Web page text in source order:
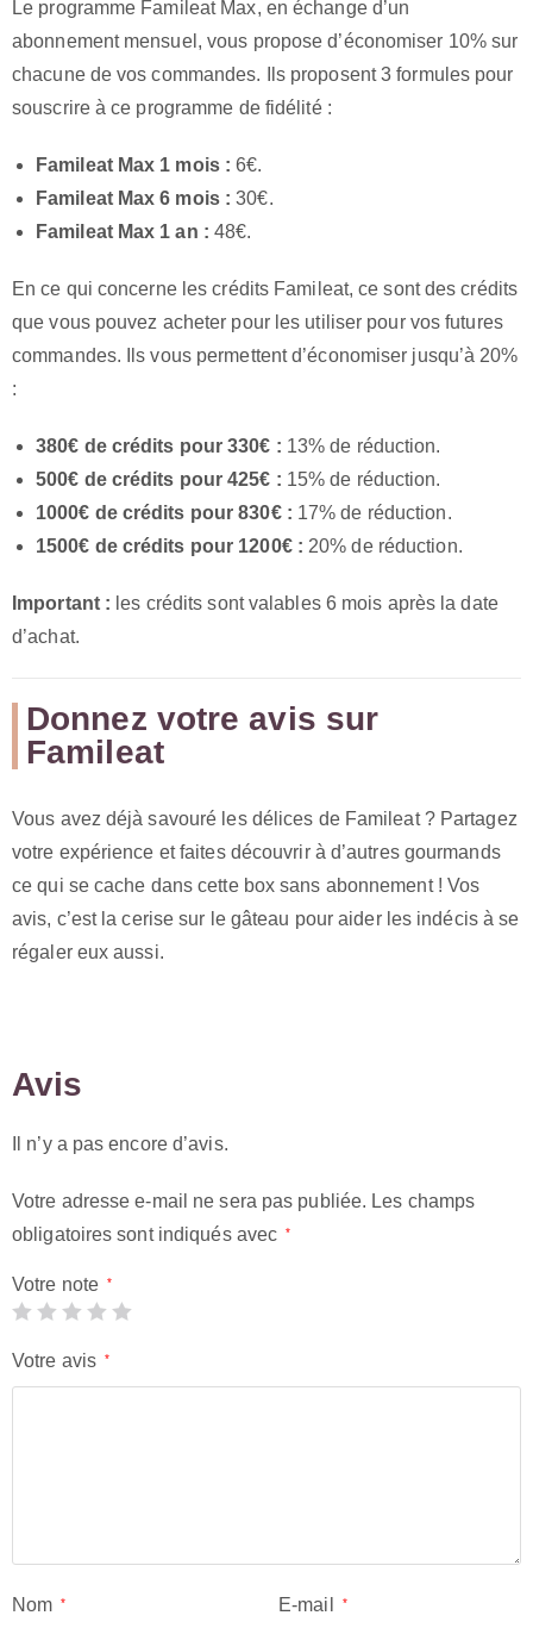
Le programme Famileat Max, en échange d’un
abonnement mensuel, vous propose d’économiser 10% sur
chacune de vos commandes. Ils proposent 3 formules pour
souscrire à ce programme de fidélité :
Famileat Max 1 mois : 6€.
Famileat Max 6 mois : 30€.
Famileat Max 1 an : 48€.
En ce qui concerne les crédits Famileat, ce sont des crédits
que vous pouvez acheter pour les utiliser pour vos futures
commandes. Ils vous permettent d’économiser jusqu’à 20%
:
380€ de crédits pour 330€ : 13% de réduction.
500€ de crédits pour 425€ : 15% de réduction.
1000€ de crédits pour 830€ : 17% de réduction.
1500€ de crédits pour 1200€ : 20% de réduction.
Important : les crédits sont valables 6 mois après la date
d’achat.
Donnez votre avis sur
Famileat
Vous avez déjà savouré les délices de Famileat ? Partagez
votre expérience et faites découvrir à d’autres gourmands
ce qui se cache dans cette box sans abonnement ! Vos
avis, c’est la cerise sur le gâteau pour aider les indécis à se
régaler eux aussi.
Avis
Il n’y a pas encore d’avis.
Votre adresse e-mail ne sera pas publiée. Les champs
obligatoires sont indiqués avec
*
Votre note *
Votre avis *
Nom * E-mail *